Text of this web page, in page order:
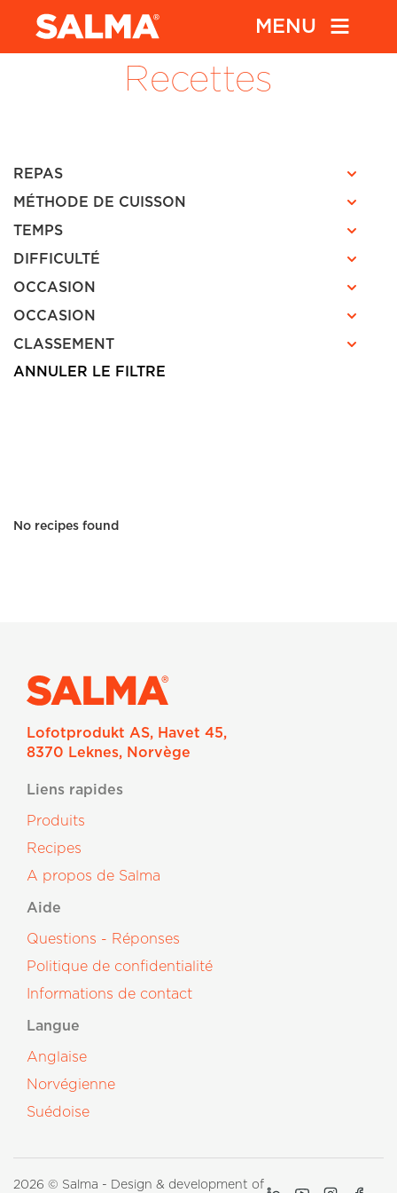
MENU
Recettes
REPAS
MÉTHODE DE CUISSON
TEMPS
DIFFICULTÉ
OCCASION
OCCASION
CLASSEMENT
ANNULER LE FILTRE
No recipes found
Lofotprodukt AS, Havet 45,
8370 Leknes, Norvège
Liens rapides
Produits
Recipes
A propos de Salma
Aide
Questions - Réponses
Politique de confidentialité
Informations de contact
Langue
Anglaise
Norvégienne
Suédoise
2026 © Salma - Design & development of